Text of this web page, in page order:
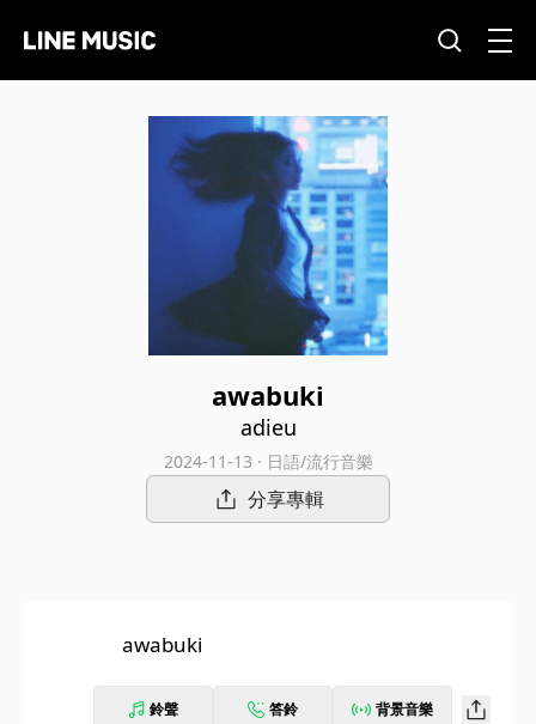
awabuki
adieu
2024-11-13 · 日語/流行音樂
分享專輯
awabuki
鈴聲 答鈴 背景音樂